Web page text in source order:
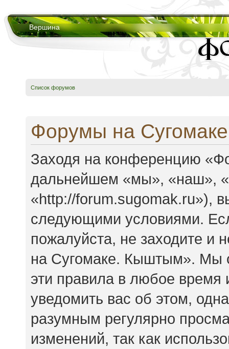
Вершина
Список форумов
Форумы на
Заходя на конференцию
дальнейшем «мы», «наш»,
«http://forum.sugomak.ru»),
следующими условиями.
пожалуйста, не заходите
на Сугомаке. Кыштым». Мы
эти правила в любое
уведомить вас об этом,
разумным регулярно
изменений, так как